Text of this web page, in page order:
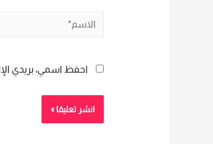
الاسم*
احفظ اسمي، بريدي